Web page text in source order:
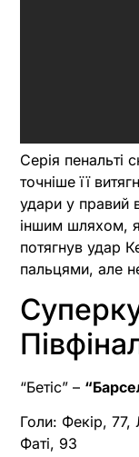
Серія пенальті
точніше її
удари у правий
іншим шляхом,
потягнув удар
пальцями, але
“Бетіс” –
Голи: Фекір, 77,
Фаті, 93